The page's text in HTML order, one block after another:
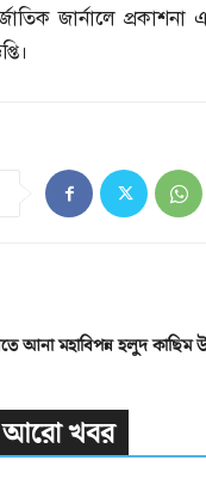
জার্নালে
আনা মহাবিপন্ন হলুদ কাছিম
আরো খবর